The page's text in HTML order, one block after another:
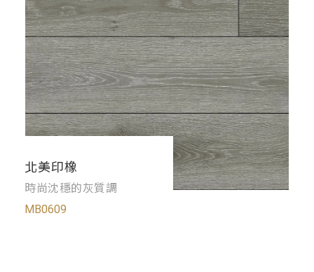
北美印橡
時尚沈穩的灰質調
MB0609